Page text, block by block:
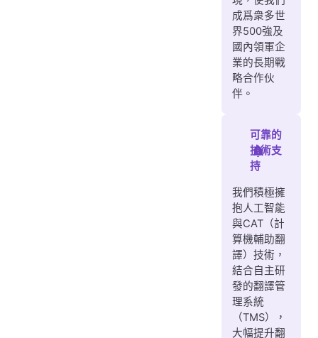
成爲衆多世
界500強及
國內領軍企
業的長期戰
略合作伙
伴。
可靠的
技術支
持
我們積極擁
抱人工智能
與CAT（計
算機輔助翻
譯）技術，
結合自主研
發的翻譯管
理系統
（TMS），
大幅提升翻